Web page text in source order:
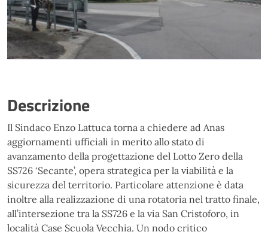
Descrizione
Il Sindaco Enzo Lattuca torna a chiedere ad Anas
aggiornamenti ufficiali in merito allo stato di
avanzamento della progettazione del Lotto Zero della
SS726 ‘Secante’, opera strategica per la viabilità e la
sicurezza del territorio. Particolare attenzione è data
inoltre alla realizzazione di una rotatoria nel tratto finale,
all’intersezione tra la SS726 e la via San Cristoforo, in
località Case Scuola Vecchia. Un nodo critico